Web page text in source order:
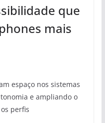
que
mais
espaço nos sistemas
e ampliando o
perfis